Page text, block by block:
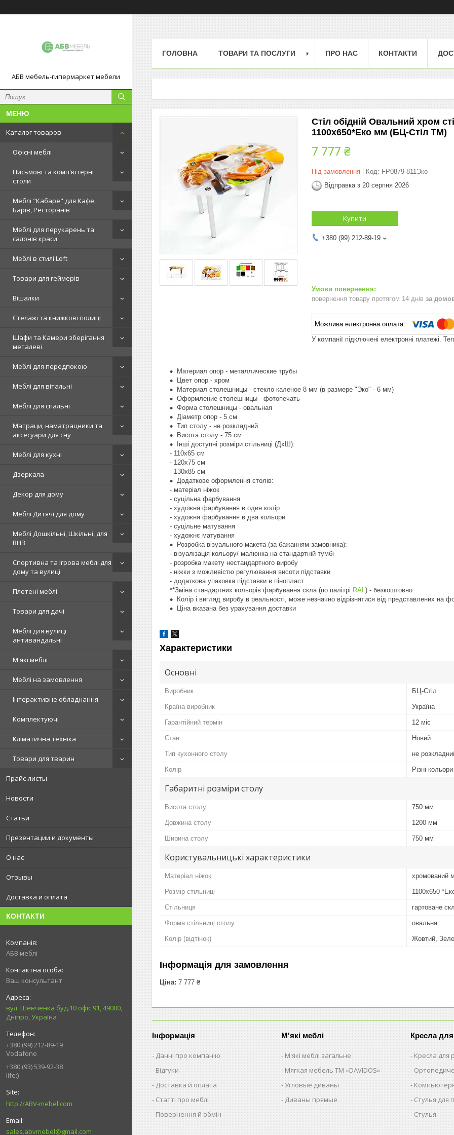
АБВ мебель-гипермаркет мебели
Каталог товаров
Офісні меблі
Письмові та комп'ютерні
столи
Меблі "Кабаре" для Кафе,
Барів, Ресторанів
Меблі для перукарень та
салонів краси
Меблі в стилі Loft
Товари для геймерів
Вішалки
Стелажі та книжкові полиці
Шафи та Камери зберігання
металеві
Меблі для передпокою
Меблі для вітальні
Меблі для спальні
Матраци, наматрацники та
аксесуари для сну
Меблі для кухні
Дзеркала
Декор для дому
Меблі Дитячі для дому
Меблі Дошкільні, Шкільні, для
ВНЗ
Спортивна та Ігрова меблі для
дому та вулиці
Плетені меблі
Товари для дачі
Меблі для вулиці
антивандальні
М'які меблі
Меблі на замовлення
Інтерактивне обладнання
Комплектуючі
Кліматична техніка
Товари для тварин
Прайс-листы
Новости
Статьи
Презентации и документы
О нас
Отзывы
Доставка и оплата
КОНТАКТИ
АБВ меблі
Ваш консультант
вул. Шевченка буд.10 офіс 91, 49000,
Дніпро, Україна
+380 (99) 212-89-19
Vodafone
+380 (93) 539-92-38
life:)
http://ABV-mebel.com
sales.abvmebel@gmail.com
ГОЛОВНА ТОВАРИ ТА ПОСЛУГИ ПРО НАС КОНТАКТИ
Стіл обідній Овальний хром
1100х650*Еко мм (БЦ-Стіл ТМ)
7 777 ₴
Під замовлення Код: FP0879-811Эко
Відправка з 20 серпня 2026
Купити
+380 (99) 212-89-19
повернення товару протягом 14 днів за
У компанії підключені електронні платежі.
Материал опор - металлические трубы
Цвет опор - хром
Материал столешницы - стекло каленое 8 мм (в размере "Эко" - 6 мм)
Оформление столешницы - фотопечать
Форма столешницы - овальная
Діаметр опор - 5 см
Тип столу - не розкладний
Висота столу - 75 см
Інші доступні розміри стільниці (ДхШ):
- 110х65 см
- 120х75 см
- 130х85 см
Додаткове оформлення столів:
- матеріал ніжок
- суцільна фарбування
- художня фарбування в один колір
- художня фарбування в два кольори
- суцільне матування
- художнє матування
Розробка візуального макета (за бажанням замовника):
- візуалізація кольору/ малюнка на стандартній тумбі
- розробка макету нестандартного виробу
- ніжки з можливістю регулювання висоти підставки
- додаткова упаковка підставки в пінопласт
**Зміна стандартних кольорів фарбування скла (по палітрі RAL ) - безкоштовно
Колір і вигляд виробу в реальності, може незначно відрізнятися від представлених на
Ціна вказана без урахування доставки
Характеристики
Основні
Виробник БЦ-Стіл
Країна виробник Україна
Гарантійний термін 12 міс
Стан Новий
Тип кухонного столу не
Колір Різні кольори
Габаритні розміри столу
Висота столу 750 мм
Довжина столу 1200 мм
Ширина столу 750 мм
Користувальницькі характеристики
Матеріал ніжок хромований
Розмір стільниці 1100х650
Стільниця гартоване
Форма стільниці столу овальна
Колір (відтінок) Жовтий,
Інформація для замовлення
Ціна: 7 777 ₴
Інформація
Данні про компанію
Відгуки
Доставка й оплата
Статті про меблі
Повернення й обмін
М'які меблі
М'які меблі загальне
Мягкая мебель ТМ «DAVIDOS»
Угловые диваны
Диваны прямые
Кресла
Кресла для
Стулья для
Стулья